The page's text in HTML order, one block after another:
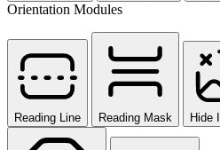
Orientation Modules
Reading Line Reading Mask Hide